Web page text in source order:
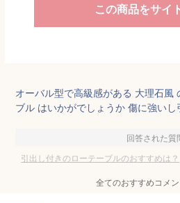
この商品をサイ
オーバル型で高級感がある 大理石風
ブル はいかがでしょうか 傷に強い
回答された質
引出し付きのローテーブルのおすすめは？
全てのおすすめコメン